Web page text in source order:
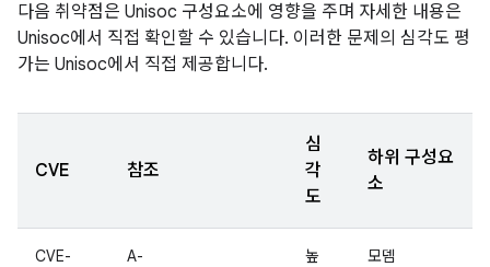
다음 취약점은 Unisoc 구성요소에 영향을 주며 자세한 내용은
Unisoc에서 직접 확인할 수 있습니다. 이러한 문제의 심각도 평
가는 Unisoc에서 직접 제공합니다.
CVE 참조
심
각
도
하위 구성요
소
CVE-
A-
높
모뎀